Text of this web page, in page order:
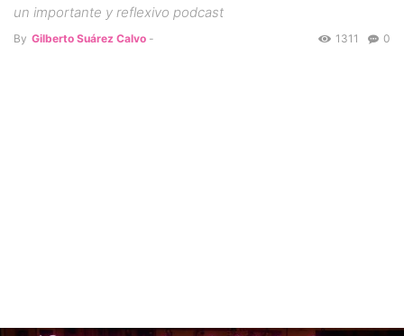
un importante y reflexivo podcast
By Gilberto Suárez Calvo - 0
1311